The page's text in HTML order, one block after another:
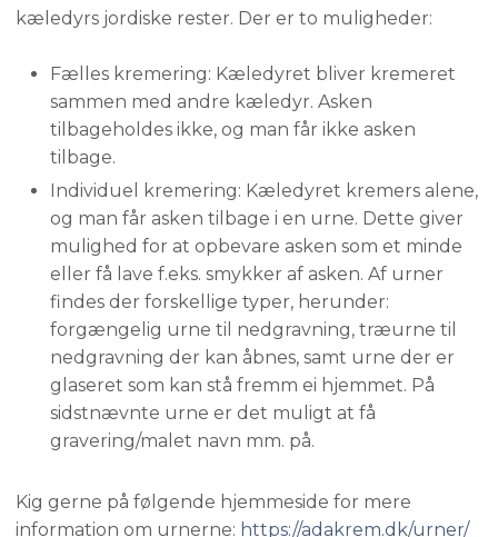
kæledyrs jordiske rester. Der er to muligheder:
Fælles kremering: Kæledyret bliver kremeret
sammen med andre kæledyr. Asken
tilbageholdes ikke, og man får ikke asken
tilbage.
Individuel kremering: Kæledyret kremers alene,
og man får asken tilbage i en urne. Dette giver
mulighed for at opbevare asken som et minde
eller få lave f.eks. smykker af asken. Af urner
findes der forskellige typer, herunder:
forgængelig urne til nedgravning, træurne til
nedgravning der kan åbnes, samt urne der er
glaseret som kan stå fremm ei hjemmet. På
sidstnævnte urne er det muligt at få
gravering/malet navn mm. på.
​Kig gerne på følgende hjemmeside for mere
information om urnerne: https://adakrem.dk/urner/